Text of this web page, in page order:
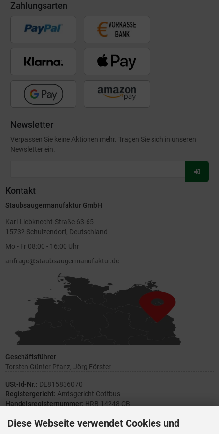
Zahlungsarten
Newsletter
Verpassen Sie keine Aktionen mehr. Tragen Sie sich in unseren
Newsletter ein.
Für
Kontakt
Staubsaugermanufaktur GmbH
Karl-Liebknecht-Straße 63-65
15732 Schulzendorf, Deutschland
Mo - Fr 08:00 - 16:00 Uhr
anfrage@staubsaugermanufaktur.de
Geschäftsführer
Torsten Günter Pfanz, Jörg Förster
USt-Id-Nr.: DE815836070
Registergericht: Amtsgericht Cottbus
Handelsregisternummer: HRB 14248 CB
Diese Webseite verwendet Cookies und